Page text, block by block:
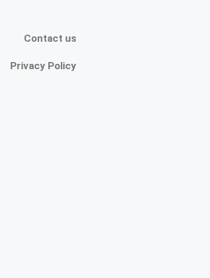
Contact us
Privacy Policy